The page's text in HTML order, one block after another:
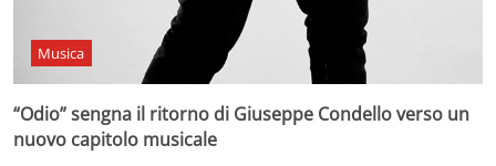
Musica
“Odio” sengna il ritorno di Giuseppe Condello verso un
nuovo capitolo musicale